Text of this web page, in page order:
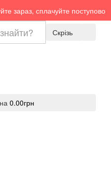
зараз, сплачуйте поступово
Скрізь
на 0.00грн